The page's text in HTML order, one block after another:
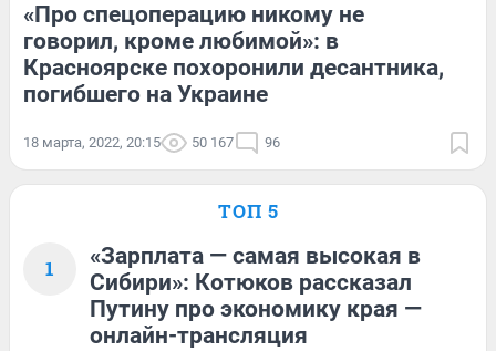
«Про спецоперацию никому не
говорил, кроме любимой»: в
Красноярске похоронили десантника,
погибшего на Украине
18 марта, 2022, 20:15 50 167 96
ТОП 5
1
«Зарплата — самая высокая в
Сибири»: Котюков рассказал
Путину про экономику края —
онлайн-трансляция